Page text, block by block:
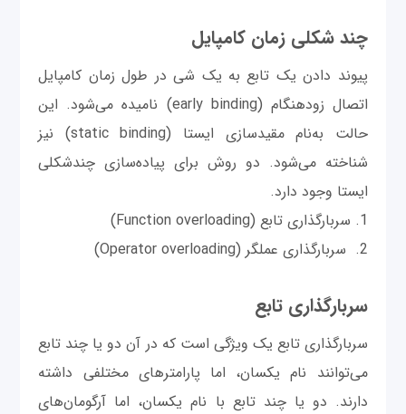
چند شکلی زمان کامپایل
پیوند دادن یک تابع به یک شی در طول زمان کامپایل
اتصال زودهنگام (early binding) نامیده می‌شود. این
حالت به‌نام مقیدسازی ایستا (static binding) نیز
شناخته می‌شود. دو روش برای پیاده‌سازی چندشکلی
ایستا وجود دارد.
1. سربارگذاری تابع (Function overloading)
2. سربارگذاری عملگر (Operator overloading)
سربارگذاری تابع
سربارگذاری تابع یک ویژگی است که در آن دو یا چند تابع
می‌توانند نام یکسان، اما پارامترهای مختلفی داشته
دارند. دو یا چند تابع با نام یکسان، اما آرگومان‌‌‌‌های